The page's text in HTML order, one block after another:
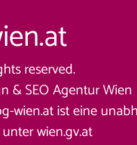
reserved.
&SEO Agentur Wien
wien.at ist eine
wien.gv.at